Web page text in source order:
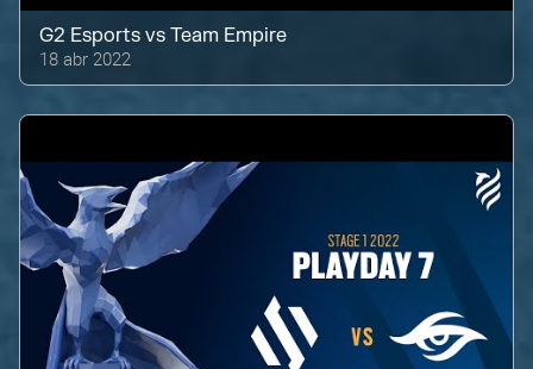
G2 Esports vsTeam Empire
18 abr 2022